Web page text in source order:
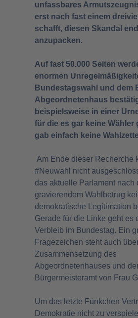
unfassbares
erst nach fast einem
schafft, diesen Skandal
anzupacken.
Auf fast 50.000 Seiten
enormen
Bundestagswahl und dem
Abgeordnetenhaus
beispielsweise in einer
für die es gar keine Wähler
gab einfach keine
Am Ende dieser Recherche
#Neuwahl nicht
das aktuelle Parlament nach
gravierendem Wahlbetrug
demokratische Legitimation
Gerade für die Linke geht es
Verbleib im Bundestag. Ein
Fragezeichen steht auch
Zusammensetzung des
Abgeordnetenhauses und
Bürgermeisteramt von Frau
Um das letzte Fünkchen
Demokratie nicht zu